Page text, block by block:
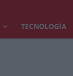
TECNOLOGÍA